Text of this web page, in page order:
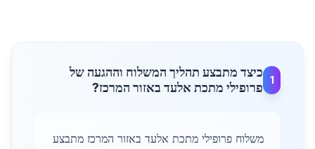
1
כיצד מתבצע תהליך המשלוח וההגעה של
פרופילי מתכת אלעד באזור המרכז?
משלוח פרופילי מתכת אלעד באזור המרכז מתבצע